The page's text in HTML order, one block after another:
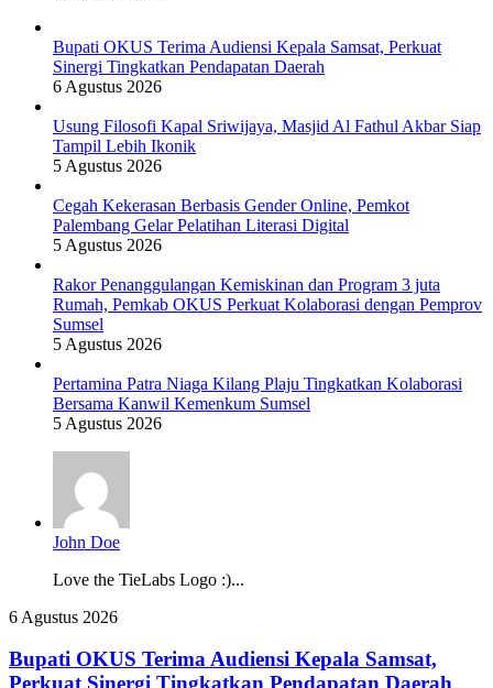
Bupati OKUS Terima Audiensi Kepala Samsat, Perkuat
Sinergi Tingkatkan Pendapatan Daerah
6 Agustus 2026
Usung Filosofi Kapal Sriwijaya, Masjid Al Fathul Akbar Siap
Tampil Lebih Ikonik
5 Agustus 2026
Cegah Kekerasan Berbasis Gender Online, Pemkot
Palembang Gelar Pelatihan Literasi Digital
5 Agustus 2026
Rakor Penanggulangan Kemiskinan dan Program 3 juta
Rumah, Pemkab OKUS Perkuat Kolaborasi dengan Pemprov
Sumsel
5 Agustus 2026
Pertamina Patra Niaga Kilang Plaju Tingkatkan Kolaborasi
Bersama Kanwil Kemenkum Sumsel
5 Agustus 2026
John Doe
Love the TieLabs Logo :)...
Bupati
Terima
Audiensi
6 Agustus 2026
Bupati OKUS Terima Audiensi Kepala Samsat,